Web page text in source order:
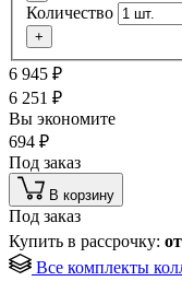
Количество
+
6 945 ₽
6 251 ₽
Вы экономите
694 ₽
Под заказ
В корзину
Под заказ
Купить в рассрочку: от
Все комплекты